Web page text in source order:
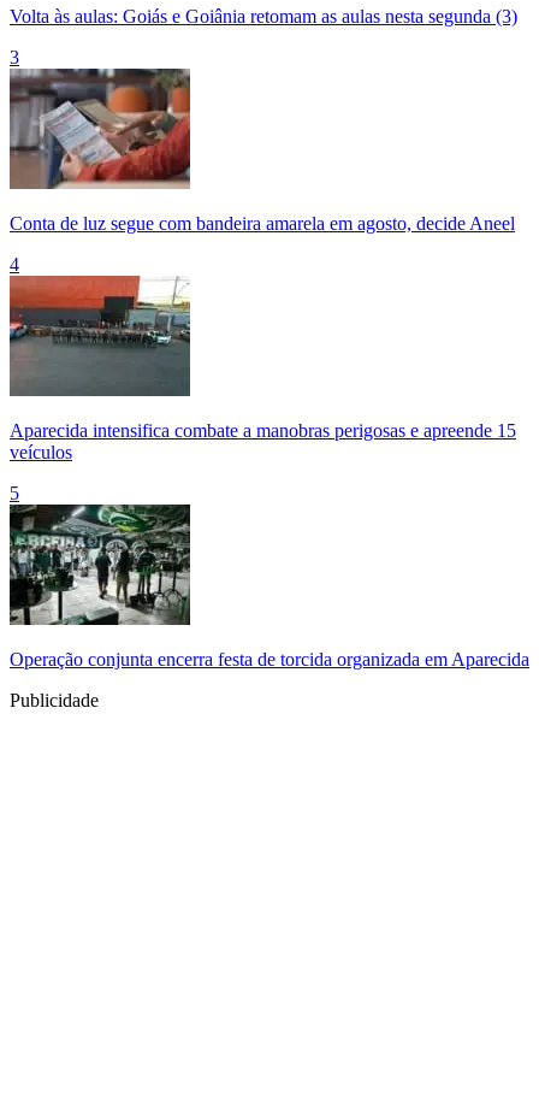
Volta às aulas: Goiás e Goiânia retomam as aulas nesta segunda (3)
3
Conta de luz segue com bandeira amarela em agosto, decide Aneel
4
Aparecida intensifica combate a manobras perigosas e apreende 15
veículos
5
Operação conjunta encerra festa de torcida organizada em Aparecida
Publicidade